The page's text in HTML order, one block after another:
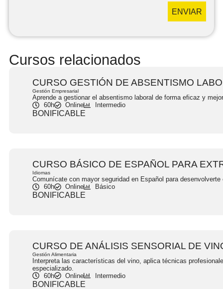
ENVIAR
Cursos relacionados
CURSO GESTIÓN DE ABSENTISMO
Gestión Empresarial
Aprende a gestionar el absentismo laboral de forma eficaz y
60h
Online Intermedio
BONIFICABLE
CURSO BÁSICO DE ESPAÑOL PARA
Idiomas
Comunícate con mayor seguridad en Español para
60h
Online Básico
BONIFICABLE
CURSO DE ANÁLISIS SENSORIAL DE
Gestión Alimentaria
Interpreta las características del vino, aplica técnicas
especializado.
60h
Online Intermedio
BONIFICABLE